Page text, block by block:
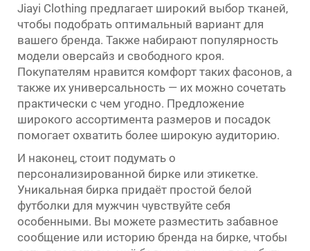
Jiayi Clothing предлагает широкий выбор тканей,
чтобы подобрать оптимальный вариант для
вашего бренда. Также набирают популярность
модели оверсайз и свободного кроя.
Покупателям нравится комфорт таких фасонов, а
также их универсальность — их можно сочетать
практически с чем угодно. Предложение
широкого ассортимента размеров и посадок
помогает охватить более широкую аудиторию.
И наконец, стоит подумать о
персонализированной бирке или этикетке.
Уникальная бирка придаёт простой белой
футболки для мужчин чувствуйте себя
особенными. Вы можете разместить забавное
сообщение или историю бренда на бирке, чтобы